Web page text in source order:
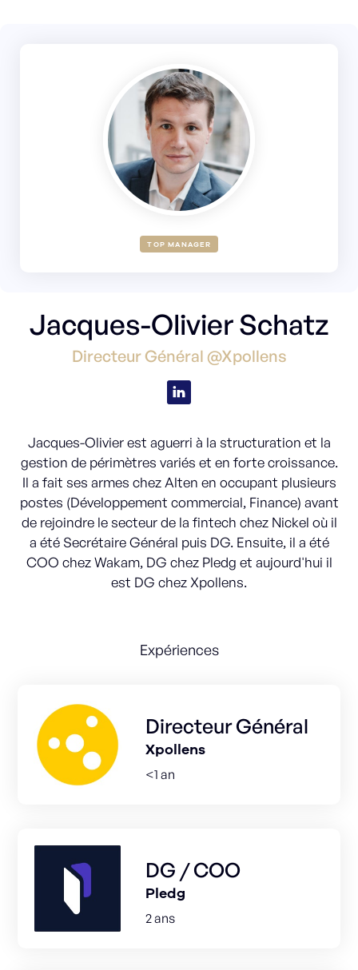
TOP MANAGER
Jacques-Olivier Schatz
Directeur Général @Xpollens
Jacques-Olivier est aguerri à la structuration et la
gestion de périmètres variés et en forte croissance.
Il a fait ses armes chez Alten en occupant plusieurs
postes (Développement commercial, Finance) avant
de rejoindre le secteur de la fintech chez Nickel où il
a été Secrétaire Général puis DG. Ensuite, il a été
COO chez Wakam, DG chez Pledg et aujourd'hui il
est DG chez Xpollens.
Expériences
Directeur Général
Xpollens
<1 an
DG / COO
Pledg
2 ans